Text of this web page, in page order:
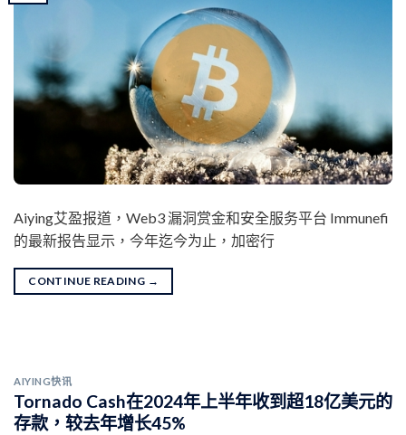
Aiying艾盈报道，Web3 漏洞赏金和安全服务平台 Immunefi
的最新报告显示，今年迄今为止，加密行
CONTINUE READING →
AIYING快讯
Tornado Cash在2024年上半年收到超18亿美元的
存款，较去年增长45%